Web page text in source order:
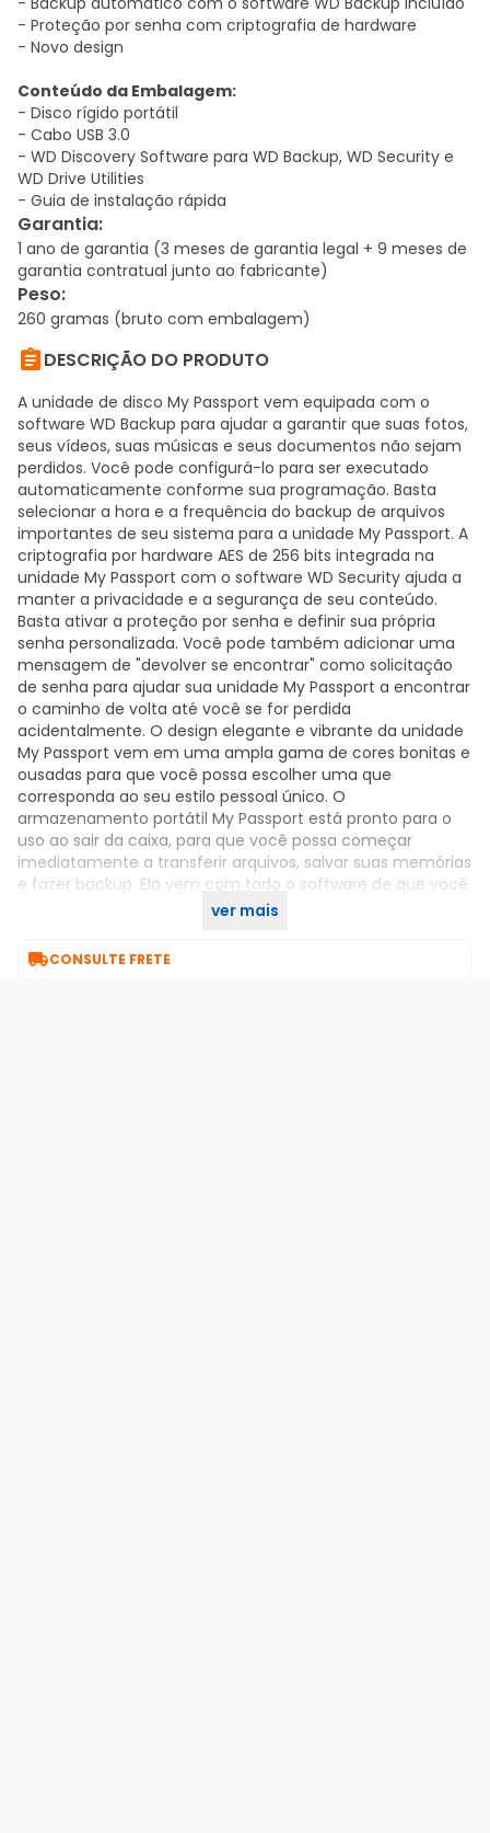
- Proteção por senha com criptografia de hardware
- Novo design
Conteúdo da Embalagem:
- Disco rígido portátil
- Cabo USB 3.0
- WD Discovery Software para WD Backup, WD Security e
WD Drive Utilities
- Guia de instalação rápida
Garantia:
1 ano de garantia (3 meses de garantia legal + 9 meses de
garantia contratual junto ao fabricante)
Peso:
260 gramas (bruto com embalagem)
DESCRIÇÃO DO PRODUTO
A unidade de disco My Passport vem equipada com o
software WD Backup para ajudar a garantir que suas fotos,
seus vídeos, suas músicas e seus documentos não sejam
perdidos. Você pode configurá-lo para ser executado
automaticamente conforme sua programação. Basta
selecionar a hora e a frequência do backup de arquivos
importantes de seu sistema para a unidade My Passport. A
criptografia por hardware AES de 256 bits integrada na
unidade My Passport com o software WD Security ajuda a
manter a privacidade e a segurança de seu conteúdo.
Basta ativar a proteção por senha e definir sua própria
senha personalizada. Você pode também adicionar uma
mensagem de "devolver se encontrar" como solicitação
de senha para ajudar sua unidade My Passport a encontrar
o caminho de volta até você se for perdida
acidentalmente. O design elegante e vibrante da unidade
My Passport vem em uma ampla gama de cores bonitas e
ousadas para que você possa escolher uma que
corresponda ao seu estilo pessoal único. O
armazenamento portátil My Passport está pronto para o
uso ao sair da caixa, para que você possa começar
imediatamente a transferir arquivos, salvar suas memórias
e fazer backup. Ela vem com todo o software de que você
precisa para ajudar a proteger seus dados, inclusive o
ver mais
CONSULTE FRETE